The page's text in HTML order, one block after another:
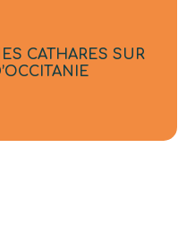
CATHARES SUR